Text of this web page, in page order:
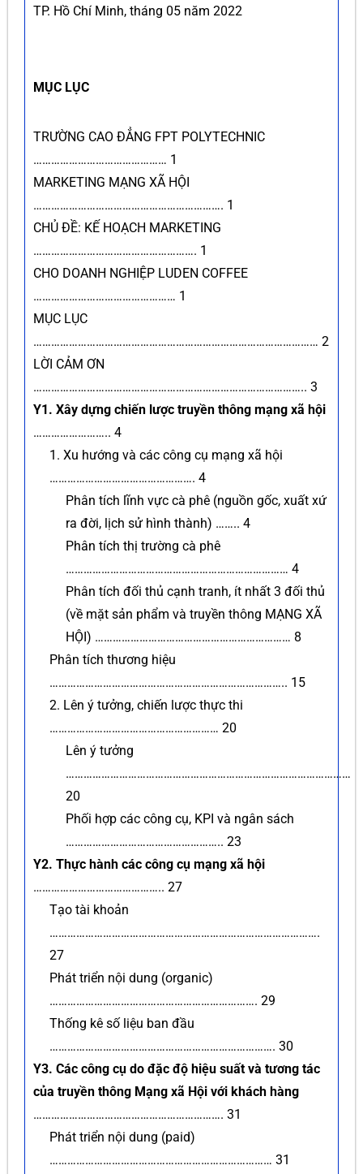
TP. Hồ Chí Minh, tháng 05 năm 2022
MỤC LỤC
TRƯỜNG CAO ĐẲNG FPT POLYTECHNIC
……………………………………… 1
MARKETING MẠNG XÃ HỘI
………………………………………………………. 1
CHỦ ĐỀ: KẾ HOẠCH MARKETING
………………………………………………. 1
CHO DOANH NGHIỆP LUDEN COFFEE
………………………………………… 1
MỤC LỤC
…………………………………………………………………………………… 2
LỜI CẢM ƠN
……………………………………………………………………………….. 3
Y1. Xây dựng chiến lược truyền thông mạng xã hội
…………………….. 4
1. Xu hướng và các công cụ mạng xã hội
…………………………………………. 4
Phân tích lĩnh vực cà phê (nguồn gốc, xuất xứ
ra đời, lịch sử hình thành) …….. 4
Phân tích thị trường cà phê
………………………………………………………………… 4
Phân tích đối thủ cạnh tranh, ít nhất 3 đối thủ
(về mặt sản phẩm và truyền thông MẠNG XÃ
HỘI) ………………………………………………………… 8
Phân tích thương hiệu
…………………………………………………………………….. 15
2. Lên ý tưởng, chiến lược thực thi
………………………………………………… 20
Lên ý tưởng
……………………………………………………………………………………
20
Phối hợp các công cụ, KPI và ngân sách
…………………………………………….. 23
Y2. Thực hành các công cụ mạng xã hội
…………………………………….. 27
Tạo tài khoản
……………………………………………………………………………….
27
Phát triển nội dung (organic)
……………………………………………………………. 29
Thống kê số liệu ban đầu
…………………………………………………………………. 30
Y3. Các công cụ do đặc độ hiệu suất và tương tác
của truyền thông Mạng xã Hội với khách hàng
………………………………………………………. 31
Phát triển nội dung (paid)
………………………………………………………………… 31